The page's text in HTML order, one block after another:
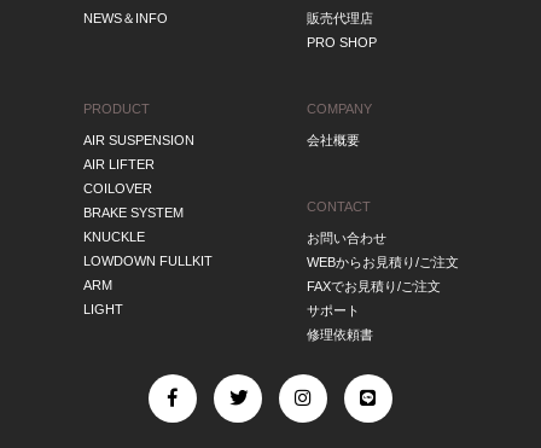
NEWS＆INFO
PRODUCT
AIR SUSPENSION
AIR LIFTER
COILOVER
BRAKE SYSTEM
KNUCKLE
LOWDOWN FULLKIT
ARM
LIGHT
販売代理店
PRO SHOP
COMPANY
会社概要
CONTACT
お問い合わせ
WEBからお見積り/ご注文
FAXでお見積り/ご注文
サポート
修理依頼書